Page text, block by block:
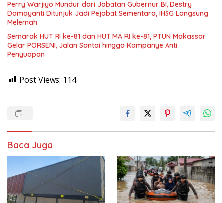
Perry Warjiyo Mundur dari Jabatan Gubernur BI, Destry
Damayanti Ditunjuk Jadi Pejabat Sementara, IHSG Langsung
Melemah
Semarak HUT RI ke-81 dan HUT MA RI ke-81, PTUN Makassar
Gelar PORSENI, Jalan Santai hingga Kampanye Anti
Penyuapan
Post Views: 114
Baca Juga